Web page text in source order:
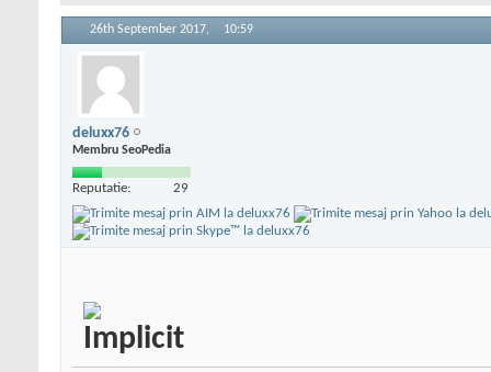
26th September 2017, 10:59
deluxx76
Membru SeoPedia
Reputatie: 29